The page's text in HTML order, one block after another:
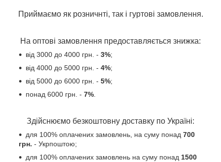
Приймаємо як розничнті, так і гуртові замовлення.
На оптові замовлення предоставляється знижка:
від 3000 до 4000 грн. - 3%;
від 4000 до 5000 грн. - 4%;
від 5000 до 6000 грн. - 5%;
понад 6000 грн. - 7%.
Здійснюємо безкоштовну доставку по Україні:
для 100% оплачених замовлень, на суму понад 700
грн. - Укрпоштою;
для 100% оплачених замовлень на суму понад 1500